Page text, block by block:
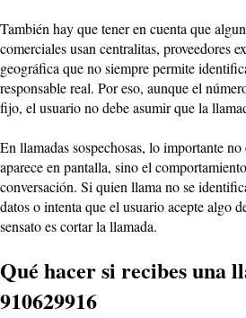
También hay que tener en cuenta que
comerciales usan centralitas, proveedores
geográfica que no siempre permite
responsable real. Por eso, aunque el
fijo, el usuario no debe asumir que la
En llamadas sospechosas, lo importante
aparece en pantalla, sino el
conversación. Si quien llama no se
datos o intenta que el usuario acepte algo
sensato es cortar la llamada.
Qué hacer si recibes una
910629916